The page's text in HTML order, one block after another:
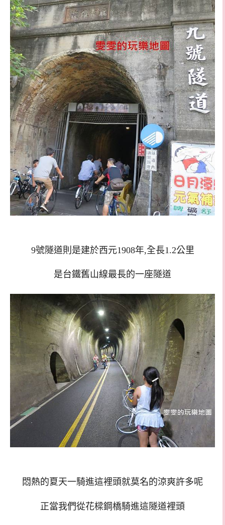
9號隧道則是建於西元1908年,全長1.2公里
是台鐵舊山線最長的一座隧道
悶熱的夏天一騎進這裡頭就莫名的涼爽許多呢
正當我們從花樑鋼橋騎進這隧道裡頭